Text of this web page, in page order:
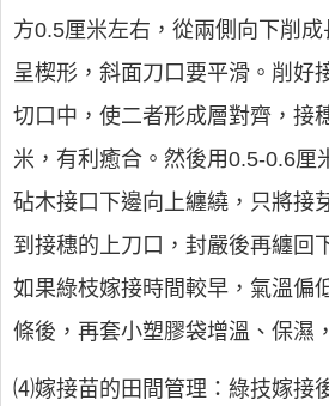
方0.5厘米左右，從兩側向下削成
呈楔形，斜面刀口要平滑。削好
切口中，使二者形成層對齊，接
米，有利癒合。然後用0.5-0.6厘
砧木接口下邊向上纏繞，只將接
到接穗的上刀口，封嚴後再纏回
如果綠枝嫁接時間較早，氣溫偏
條後，再套小塑膠袋增溫、保濕
⑷嫁接苗的田間管理：綠技嫁接